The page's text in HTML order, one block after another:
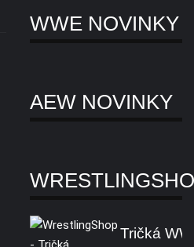
WWE NOVINKY
AEW NOVINKY
Tričká